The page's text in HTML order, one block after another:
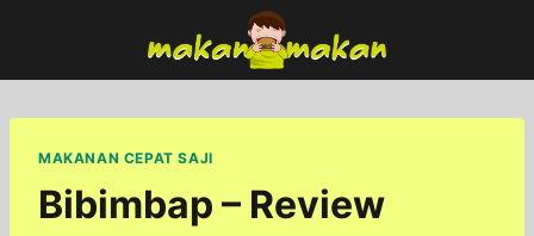
content
MAKANAN CEPAT SAJI
Bibimbap – Review